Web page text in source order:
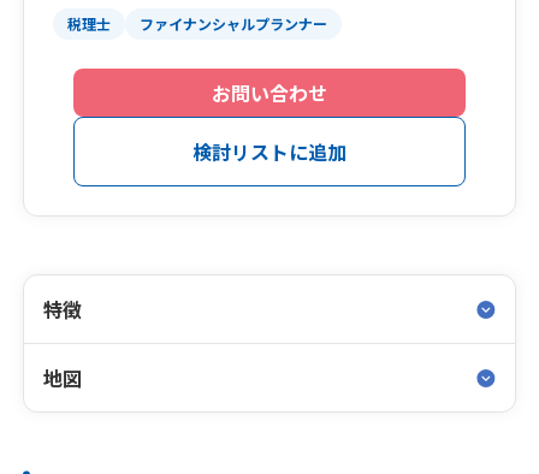
税理士 ファイナンシャルプランナー
お問い合わせ
検討リストに追加
特徴
地図